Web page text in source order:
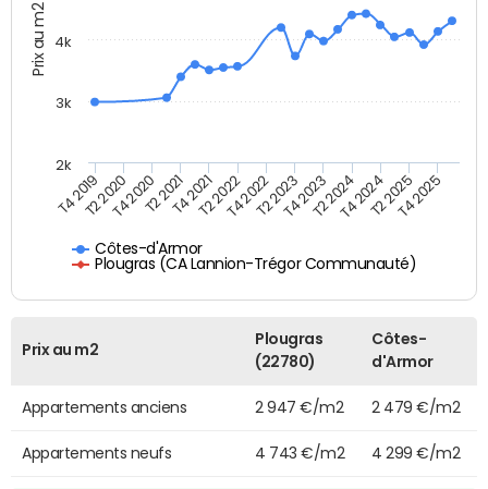
Prix au m2
Côtes-d'Armor
Plougras (CA Lannion-Trégor Communauté)
T4 2019T2 2020T4 2020T2 2021T4 2021T2 2022T4 2022T2 2023T4 2023T2 2024T4 2024T2 2025T4 2025
2k
3k
4k
Prix au m2
Plougras
(22780)
Côtes-
d'Armor
Appartements anciens 2 947 €/m2 2 479 €/m2
Appartements neufs 4 743 €/m2 4 299 €/m2